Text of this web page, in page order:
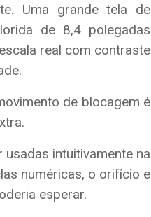
Uma grande tela de
de 8,4 polegadas
real com contraste
de blocagem é
intuitivamente na
numéricas, o orifício e
esperar.